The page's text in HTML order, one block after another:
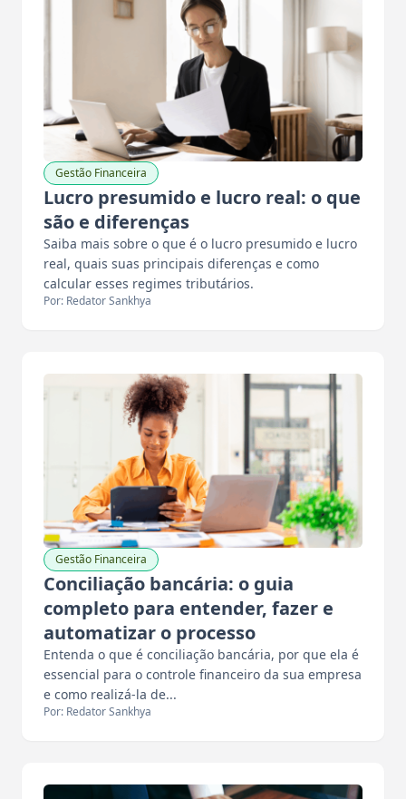
Gestão Financeira
Lucro presumido e lucro real: o que
são e diferenças
Saiba mais sobre o que é o lucro presumido e lucro
real, quais suas principais diferenças e como
calcular esses regimes tributários.
Por: Redator Sankhya
Gestão Financeira
Conciliação bancária: o guia
completo para entender, fazer e
automatizar o processo
Entenda o que é conciliação bancária, por que ela é
essencial para o controle financeiro da sua empresa
e como realizá-la de...
Por: Redator Sankhya